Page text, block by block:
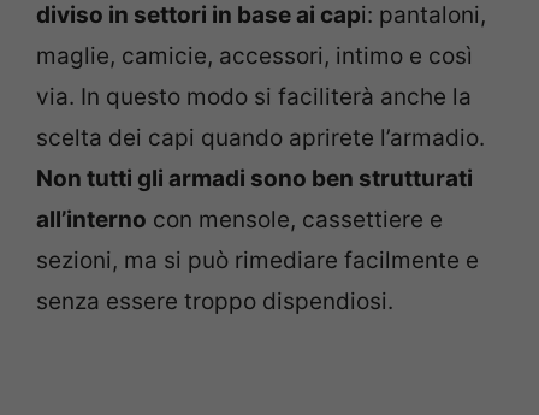
diviso in settori in base ai capi: pantaloni,
maglie, camicie, accessori, intimo e così
via. In questo modo si faciliterà anche la
scelta dei capi quando aprirete l’armadio.
Non tutti gli armadi sono ben strutturati
all’interno con mensole, cassettiere e
sezioni, ma si può rimediare facilmente e
senza essere troppo dispendiosi.